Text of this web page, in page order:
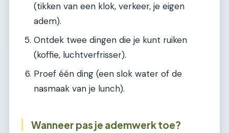
(tikken van een klok, verkeer, je eigen
adem).
Ontdek twee dingen die je kunt ruiken
(koffie, luchtverfrisser).
Proef één ding (een slok water of de
nasmaak van je lunch).
Wanneer pas je ademwerk toe?